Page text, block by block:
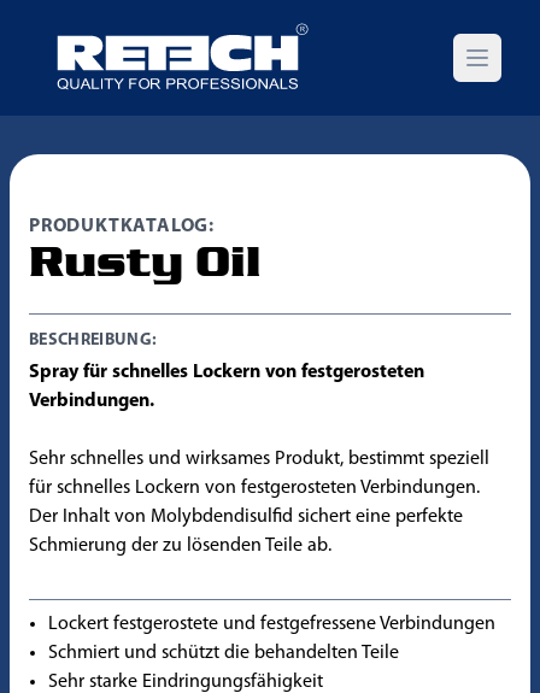
Open
PRODUKTKATALOG:
Rusty Oil
BESCHREIBUNG:
Spray für schnelles Lockern von festgerosteten
Verbindungen.
Sehr schnelles und wirksames Produkt, bestimmt speziell
für schnelles Lockern von festgerosteten Verbindungen.
Der Inhalt von Molybdendisulfid sichert eine perfekte
Schmierung der zu lösenden Teile ab.
Lockert festgerostete und festgefressene Verbindungen
Schmiert und schützt die behandelten Teile
Sehr starke Eindringungsfähigkeit